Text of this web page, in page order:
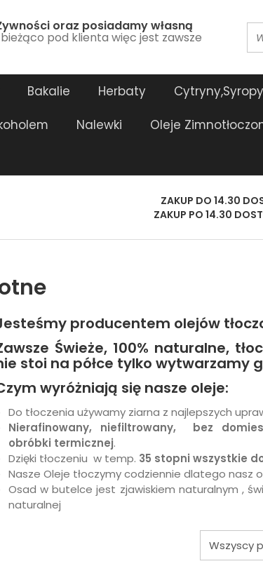
oraz posiadamy własną
pod klienta więc jest zawsze
Bakalie Herbaty
Nalewki
Oleje
ZAKUP DO 14.30
ZAKUP PO 14.30
producentem olejów
Świeże, 100% naturalne,
stoi na półce tylko wytwarzamy
wyróżniają się nasze oleje:
Do tłoczenia używamy ziarna z najlepszych
Nierafinowany, niefiltrowany, bez
obróbki termicznej.
Dzięki tłoczeniu w temp. 35 stopni wszystkie
NaszeOleje tłoczymy codziennie dlatego nasz
Osad w butelce jest zjawiskiem naturalnym ,
naturalnej